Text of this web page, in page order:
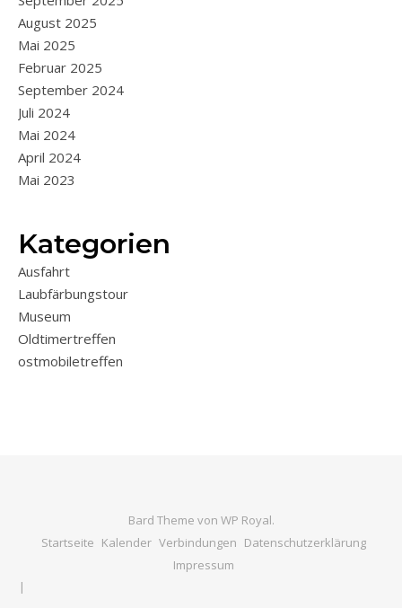
August 2025
Mai 2025
Februar 2025
September 2024
Juli 2024
Mai 2024
April 2024
Mai 2023
Kategorien
Ausfahrt
Laubfärbungstour
Museum
Oldtimertreffen
ostmobiletreffen
Bard Theme von WP Royal.
Startseite Kalender Verbindungen Datenschutzerklärung
Impressum